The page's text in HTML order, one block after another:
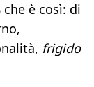
è così: di
frigido